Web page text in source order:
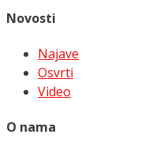
Novosti
Najave
Osvrti
Video
O nama